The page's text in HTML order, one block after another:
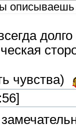
чувства)